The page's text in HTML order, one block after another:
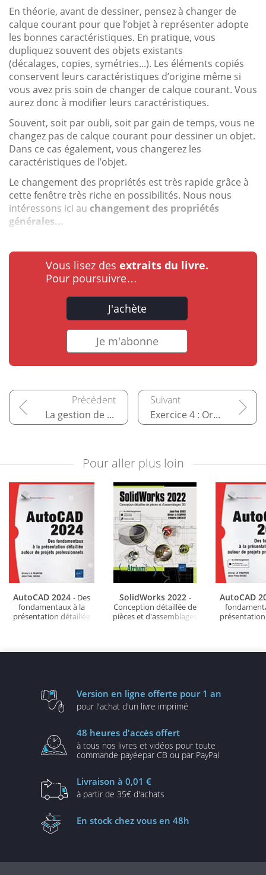
En théorie, avant de dessiner, pensez à changer de
calque courant pour que l’objet à représenter adopte
les bonnes caractéristiques. En pratique, vous
dupliquez souvent des objets existants
(décalages, copies, symétries...). Les éléments copiés
conservent leurs caractéristiques d’origine même si
vous avez pris soin de changer de calque courant. Vous
aurez donc à modifier leurs caractéristiques.
Souvent, soit par oubli, soit par gain de temps, vous ne
changez pas de calque courant pour dessiner un objet.
Dans ce cas également, vous changerez les
caractéristiques de l’objet.
Le changement des propriétés est très rapide grâce à
cette fenêtre très riche en possibilités. Nous nous
intéressons ici au changement des propriétés
générales...
Vous lisez des extraits du livre.
Pour poursuivre…
J'achète
Je m'abonne
La gestion de l'affichage Exercice 4 : Organiser le projet avec les calques
Pour aller plus loin
AutoCAD 2024 - Des
fondamentaux à la
présentation détaillée
SolidWorks 2022 -
Conception détaillée de
pièces et d'assemblages
AutoCAD
Version en ligne offerte pour 1 an
pour l'achat d'un livre imprimé
48 heures d'accès offert
à tous nos livres et vidéos pour toute
commande payéepar CB ou par PayPal
Livraison à 0,01 €
à partir de 35€ d'achats
En stock chez vous en 48h